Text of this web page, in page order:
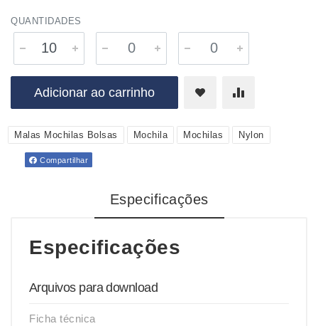
QUANTIDADES
Adicionar ao carrinho
Malas Mochilas Bolsas Mochila Mochilas Nylon
Compartilhar
Especificações
Especificações
Arquivos para download
Ficha técnica